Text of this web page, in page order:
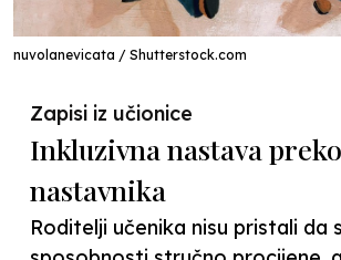
nuvolanevicata / Shutterstock.com
Zapisi iz učionice
Inkluzivna nastava
nastavnika
Roditelji učenika nisu pristali da